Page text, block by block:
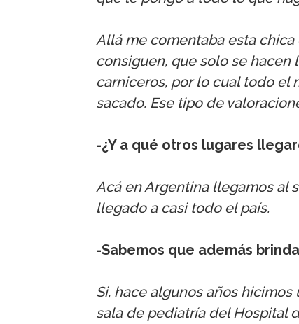
Allá me comentaba esta
consiguen, que solo se hacen
carniceros, por lo cual todo el
sacado. Ese tipo de
-¿Y a qué otros lugares
Acá en Argentina llegamos al
llegado a casi todo el país.
-Sabemos que además
Si, hace algunos años
sala de pediatría del Hospital